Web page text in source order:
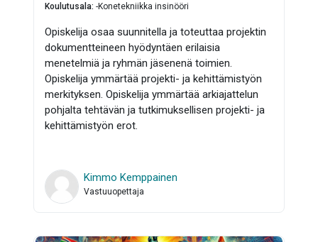
Koulutusala:-Konetekniikka insinööri
Opiskelija osaa suunnitella ja toteuttaa projektin
dokumentteineen hyödyntäen erilaisia
menetelmiä ja ryhmän jäsenenä toimien.
Opiskelija ymmärtää projekti- ja kehittämistyön
merkityksen. Opiskelija ymmärtää arkiajattelun
pohjalta tehtävän ja tutkimuksellisen projekti- ja
kehittämistyön erot.
Kimmo Kemppainen
Vastuuopettaja